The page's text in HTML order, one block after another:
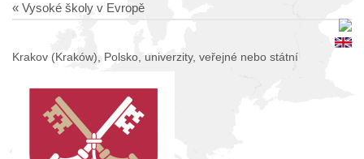
« Vysoké školy v Evropě
Krakov (Kraków), Polsko, univerzity, veřejné nebo státní